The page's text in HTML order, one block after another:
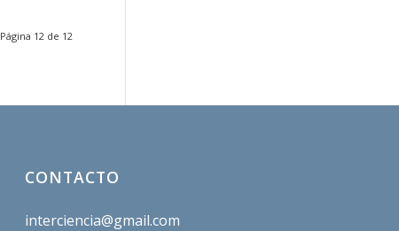
Página 12 de 12
CONTACTO
interciencia@gmail.com